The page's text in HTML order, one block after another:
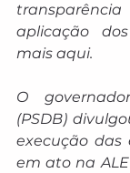
aplicação
mais aqui.
O
(PSDB)
execução das
em ato na